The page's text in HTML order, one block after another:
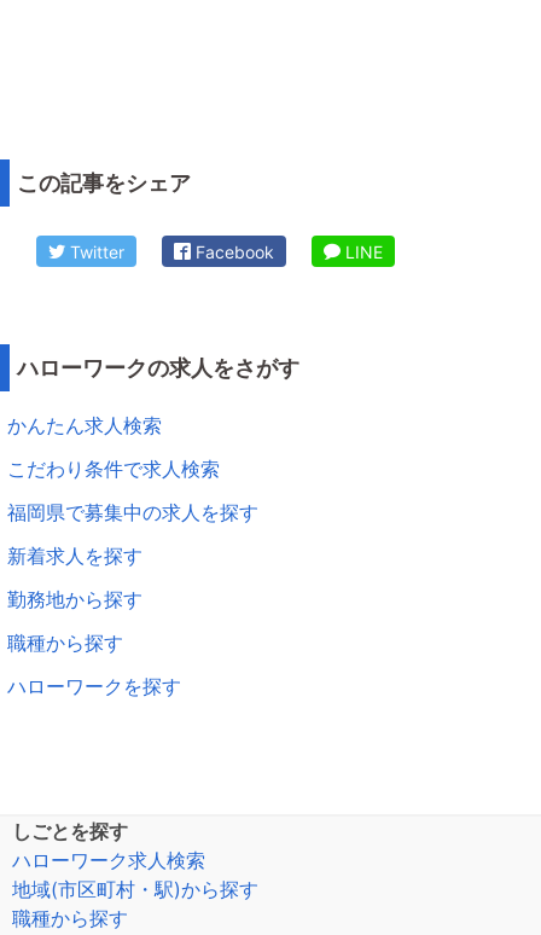
この記事をシェア
Twitter Facebook LINE
ハローワークの求人をさがす
かんたん求人検索
こだわり条件で求人検索
福岡県で募集中の求人を探す
新着求人を探す
勤務地から探す
職種から探す
ハローワークを探す
しごとを探す
ハローワーク求人検索
地域(市区町村・駅)から探す
職種から探す